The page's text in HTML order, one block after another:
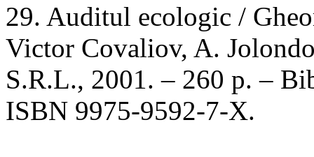
29. Auditul ecologic /
Victor Covaliov, A.
S.R.L., 2001. – 260 p. –
ISBN 9975-9592-7-X.